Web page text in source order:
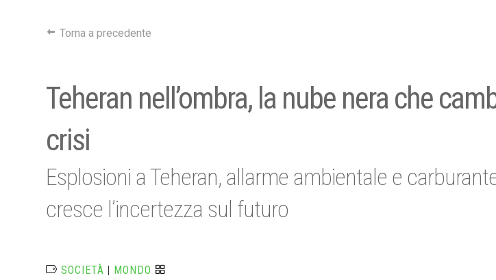
Torna a precedente
Teheran nell’ombra, la nube nera che
crisi
Esplosioni a Teheran, allarme ambientale e
cresce l’incertezza sul futuro
SOCIETÀ | MONDO